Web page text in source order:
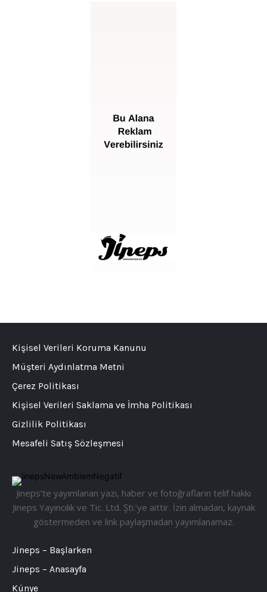
Jineps’te yayımlanan yazı, haber ve fotoğrafların telif hakkı
Jineps Yayıncılık ve Tic. Ltd. Şti.’ye aittir. İzin almadan, kaynak
göstermeden ve link paylaşmadan yayımlanamaz.
Jineps – Başlarken
Jineps – Anasayfa
Künye
Kişisel Verileri Koruma Kanunu
Müşteri Aydınlatma Metni
Çerez Politikası
Kişisel Verileri Saklama ve İmha Politikası
Gizlilik Politikası
Mesafeli Satış Sözleşmesi